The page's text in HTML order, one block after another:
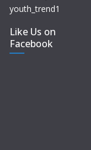
youth_trend1
Like Us on
Facebook